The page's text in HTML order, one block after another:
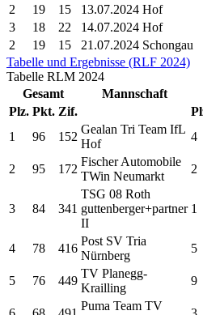
2
19 15
13.07.2024 Hof
3
18 22
14.07.2024 Hof
2
19 15
21.07.2024 Schongau
Tabelle und Ergebnisse (RLF 2024)
Tabelle RLM 2024
Gesamt
Mannschaft
Plz. Pkt. Zif.
1
96 152
Gealan Tri Team IfL
Hof
4
2 95 172
Fischer Automobile
TWin Neumarkt
2
3 84 341
TSG 08 Roth
guttenberger+partner
II
1
4 78 416
Post SV Tria
Nürnberg
5
5 76 449
TV Planegg-
Krailling
9
Puma Team TV